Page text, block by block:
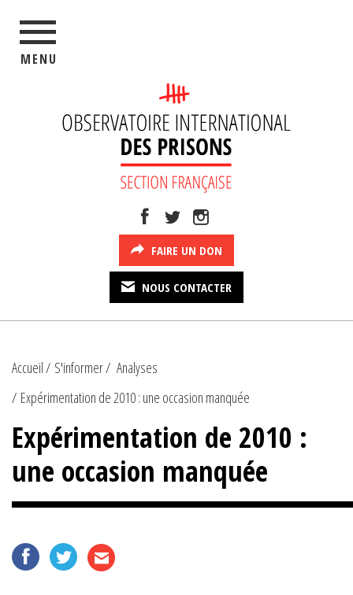
MENU
FAIRE UN DON
NOUS CONTACTER
Accueil S'informer
Analyses
Expérimentation de 2010 : une occasion manquée
Expérimentation de 2010 :
une occasion manquée